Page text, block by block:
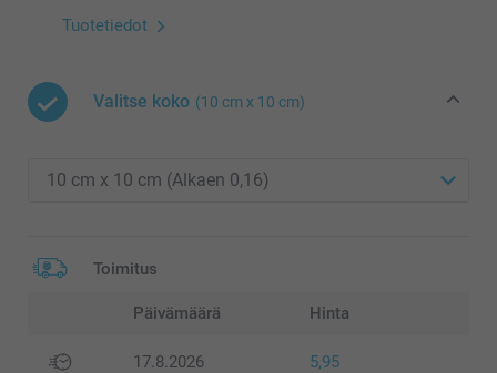
Tuotetiedot
Valitse koko (10 cm x 10 cm)
Toimitus
Päivämäärä Hinta
17.8.2026 5,95